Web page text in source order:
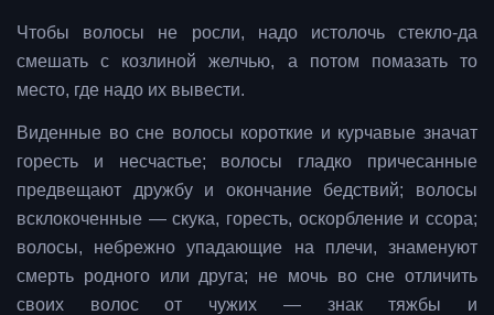
Чтобы волосы не росли, надо истолочь стекло-да
смешать с козлиной желчью, а потом помазать то
место, где надо их вывести.
Виденные во сне волосы короткие и курчавые значат
горесть и несчастье; волосы гладко причесанные
предвещают дружбу и окончание бедствий; волосы
всклокоченные — скука, горесть, оскорбление и ссора;
волосы, небрежно упадающие на плечи, знаменуют
смерть родного или друга; не мочь во сне отличить
своих волос от чужих — знак тяжбы и